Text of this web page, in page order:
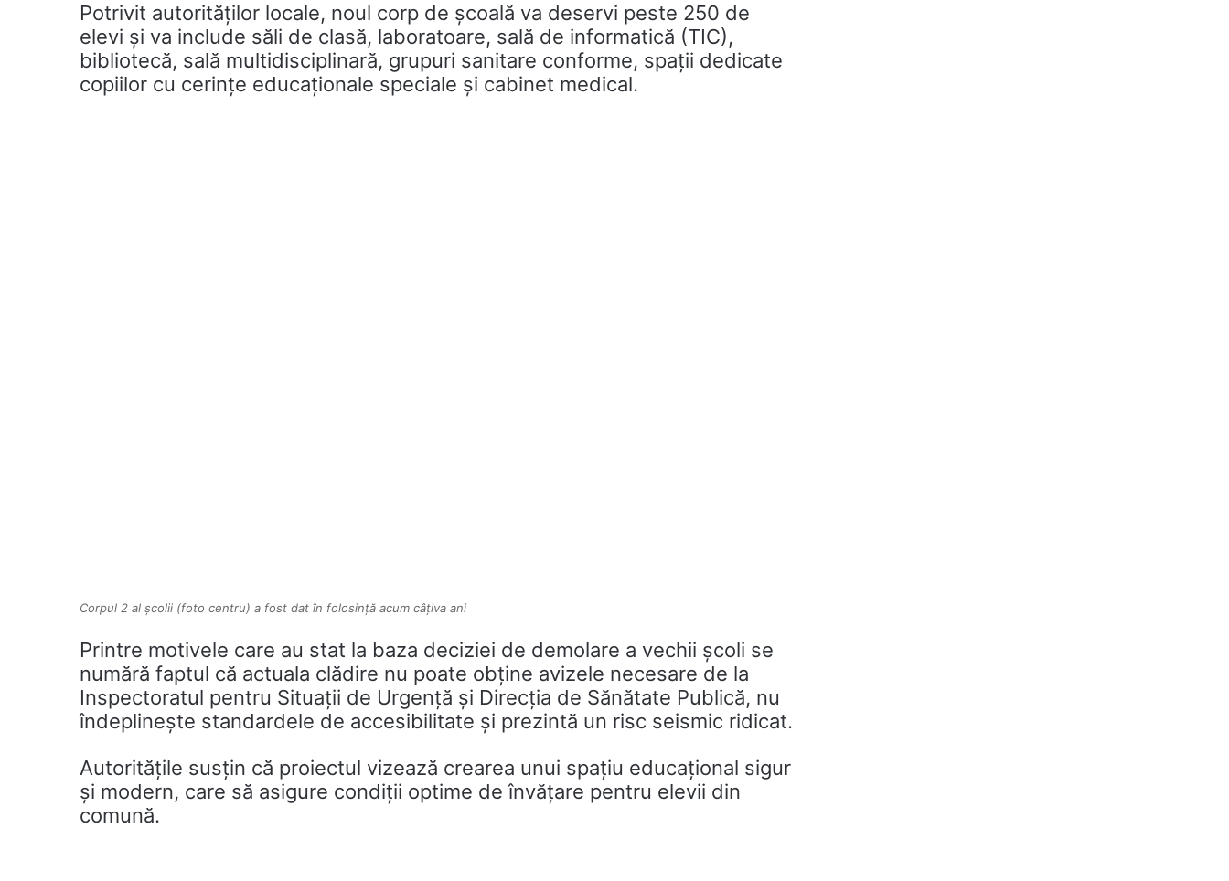
Potrivit autorităților locale, noul corp de școală va deservi peste 250 de
elevi și va include săli de clasă, laboratoare, sală de informatică (TIC),
bibliotecă, sală multidisciplinară, grupuri sanitare conforme, spații dedicate
copiilor cu cerințe educaționale speciale și cabinet medical.
Corpul 2 al școlii (foto centru) a fost dat în folosință acum câțiva ani
Printre motivele care au stat la baza deciziei de demolare a vechii școli se
numără faptul că actuala clădire nu poate obține avizele necesare de la
Inspectoratul pentru Situații de Urgență și Direcția de Sănătate Publică, nu
îndeplinește standardele de accesibilitate și prezintă un risc seismic ridicat.
Autoritățile susțin că proiectul vizează crearea unui spațiu educațional sigur
și modern, care să asigure condiții optime de învățare pentru elevii din
comună.